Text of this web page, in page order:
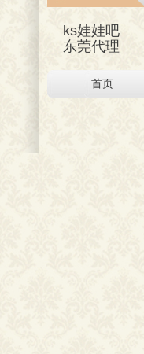
ks娃娃吧
东莞代理
首页